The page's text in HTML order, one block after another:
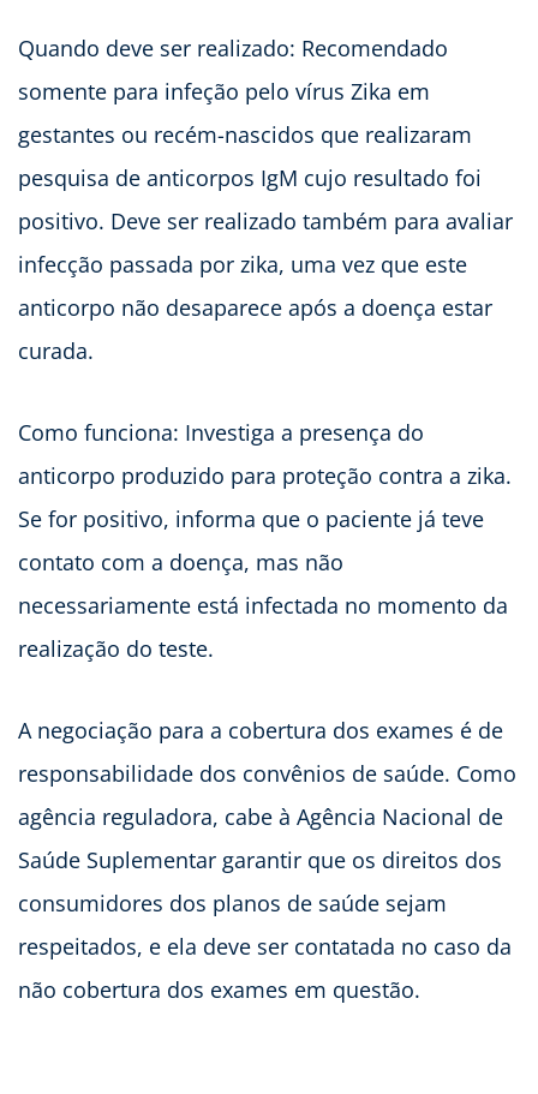
Quando deve ser realizado: Recomendado
somente para infeção pelo vírus Zika em
gestantes ou recém-nascidos que realizaram
pesquisa de anticorpos IgM cujo resultado foi
positivo. Deve ser realizado também para avaliar
infecção passada por zika, uma vez que este
anticorpo não desaparece após a doença estar
curada.
Como funciona: Investiga a presença do
anticorpo produzido para proteção contra a zika.
Se for positivo, informa que o paciente já teve
contato com a doença, mas não
necessariamente está infectada no momento da
realização do teste.
A negociação para a cobertura dos exames é de
responsabilidade dos convênios de saúde. Como
agência reguladora, cabe à Agência Nacional de
Saúde Suplementar garantir que os direitos dos
consumidores dos planos de saúde sejam
respeitados, e ela deve ser contatada no caso da
não cobertura dos exames em questão.